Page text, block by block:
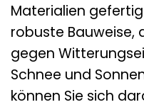
Materialien
robuste Bauweise,
gegen
Schnee und
können Sie sich